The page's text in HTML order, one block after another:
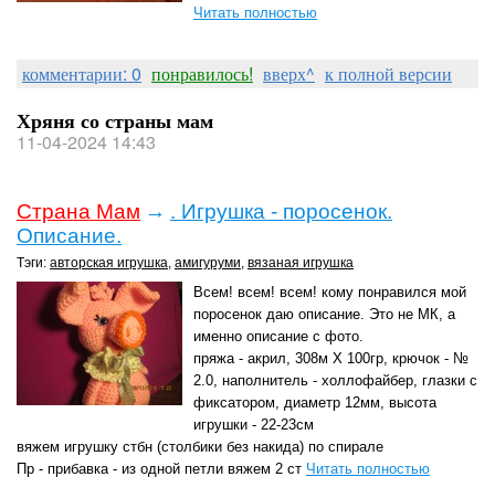
Читать полностью
комментарии: 0 понравилось! вверх^ к полной версии
Хряня со страны мам
11-04-2024 14:43
Страна Мам → . Игрушка - поросенок.
Описание.
Тэги: авторская игрушка, амигуруми, вязаная игрушка
Всем! всем! всем! кому понравился мой
поросенок даю описание. Это не МК, а
именно описание с фото.
пряжа - акрил, 308м Х 100гр, крючок - №
2.0, наполнитель - холлофайбер, глазки с
фиксатором, диаметр 12мм, высота
игрушки - 22-23см
вяжем игрушку стбн (столбики без накида) по спирале
Пр - прибавка - из одной петли вяжем 2 ст Читать полностью